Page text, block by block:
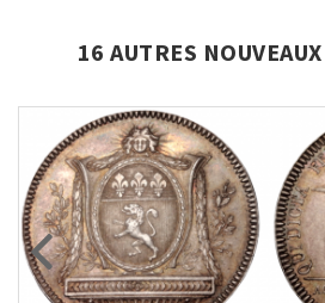
16 AUTRES